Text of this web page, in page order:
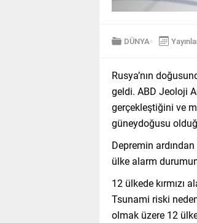
DÜNYA
Rusya’nın
geldi. ABD Jeoloji
gerçekleştiğini ve
güneydoğusu
Depremin ardından
ülke alarm
12 ülkede kırmızı
Tsunami riski
olmak üzere 12